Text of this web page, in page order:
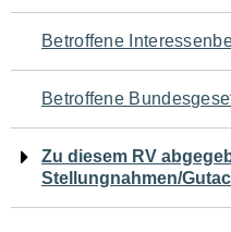
für
den
Seiteninhalt
Betroffene
Betroffene
Zu diesem RV
Stellungnahmen/